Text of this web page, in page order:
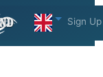
Sign Up